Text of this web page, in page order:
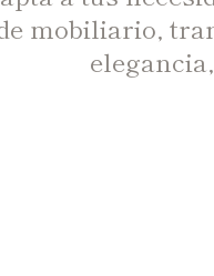
mobiliario,